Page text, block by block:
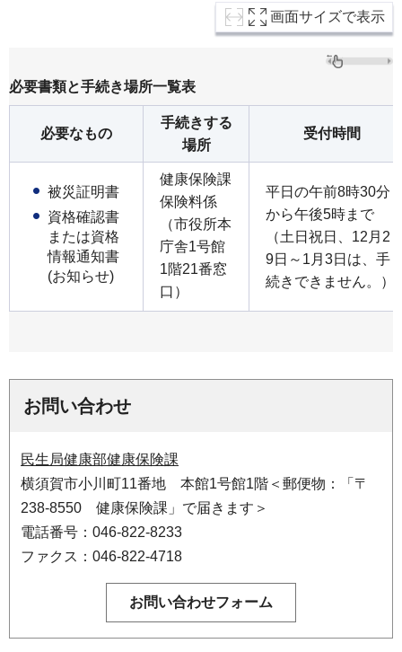
画面サイズで表示
必要書類と手続き場所一覧表
必要なもの
手続きする
場所
受付時間
被災証明書
資格確認書
または資格
情報通知書
(お知らせ)
健康保険課
保険料係
（市役所本
庁舎1号館
1階21番窓
口）
平日の午前8時30分
から午後5時まで
（土日祝日、12月2
9日～1月3日は、手
続きできません。）
お問い合わせ
民生局健康部健康保険課
横須賀市小川町11番地 本館1号館1階＜郵便物：「〒
238-8550 健康保険課」で届きます＞
電話番号：046-822-8233
ファクス：046-822-4718